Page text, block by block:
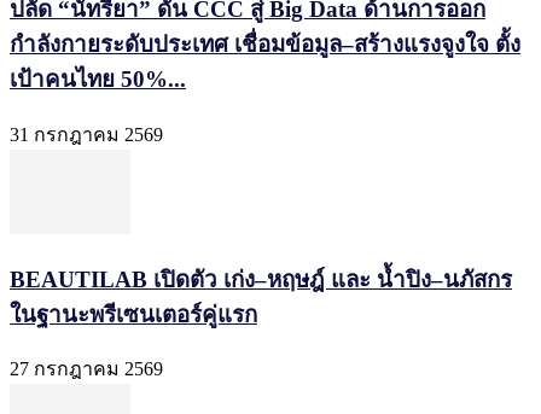
ปลัด “นัทรียา” ดัน CCC สู่ Big Data ด้านการออก
กำลังกายระดับประเทศ เชื่อมข้อมูล–สร้างแรงจูงใจ ตั้ง
เป้าคนไทย 50%...
31 กรกฎาคม 2569
BEAUTILAB เปิดตัว เก่ง–หฤษฎ์ และ น้ำปิง–นภัสกร
ในฐานะพรีเซนเตอร์คู่แรก
27 กรกฎาคม 2569